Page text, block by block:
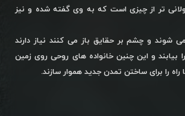
تر از چیزی است که به وی گفته شده و نیز
شوند و چشم بر حقایق باز می کنند نیاز دارند
را بیابند و این چنین خانواده های روحی روی زمین
را برای ساختن تمدن جدید هموار سازند.